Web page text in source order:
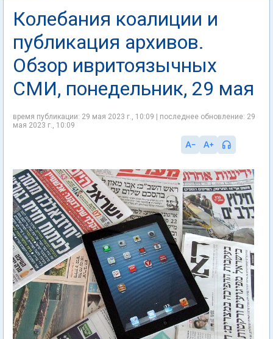
Колебания коалиции и
публикация архивов.
Обзор ивритоязычных
СМИ, понедельник, 29 мая
время публикации: 29 мая 2023 г., 10:09 | последнее обновление: 29
мая 2023 г., 10:09